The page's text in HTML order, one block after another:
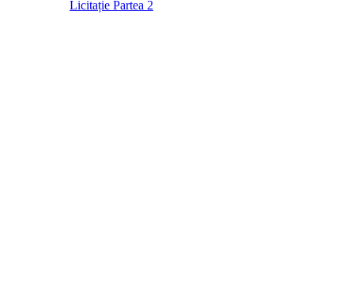
Licitație Partea 2